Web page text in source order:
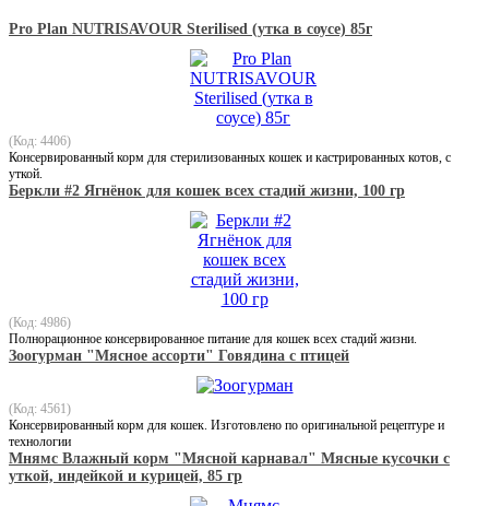
Pro Plan NUTRISAVOUR Sterilised (утка в соусе) 85г
(Код: 4406)
Консервированный корм для стерилизованных кошек и кастрированных котов, с
уткой.
Беркли #2 Ягнёнок для кошек всех стадий жизни, 100 гр
(Код: 4986)
Полнорационное консервированное питание для кошек всех стадий жизни.
Зоогурман "Мясное ассорти" Говядина с птицей
(Код: 4561)
Консервированный корм для кошек. Изготовлено по оригинальной рецептуре и
технологии
Мнямс Влажный корм "Мясной карнавал" Мясные кусочки с
уткой, индейкой и курицей, 85 гр